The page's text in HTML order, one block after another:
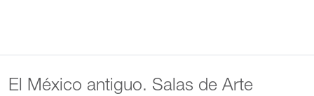
El México antiguo. Salas de Arte